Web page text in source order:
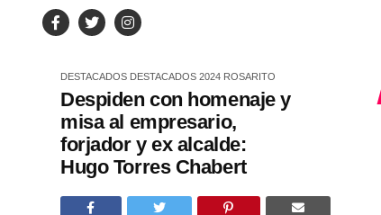
DESTACADOS DESTACADOS 2024 ROSARITO
Despiden con homenaje y
misa al empresario,
forjador y ex alcalde:
Hugo Torres Chabert